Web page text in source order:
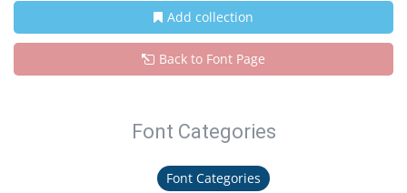
Add collection
Back to Font Page
Font Categories
Font Categories